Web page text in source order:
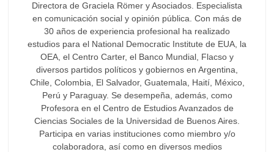
Directora de Graciela Römer y Asociados. Especialista
en comunicación social y opinión pública. Con más de
30 años de experiencia profesional ha realizado
estudios para el National Democratic Institute de EUA, la
OEA, el Centro Carter, el Banco Mundial, Flacso y
diversos partidos políticos y gobiernos en Argentina,
Chile, Colombia, El Salvador, Guatemala, Haití, México,
Perú y Paraguay. Se desempeña, además, como
Profesora en el Centro de Estudios Avanzados de
Ciencias Sociales de la Universidad de Buenos Aires.
Participa en varias instituciones como miembro y/o
colaboradora, así como en diversos medios